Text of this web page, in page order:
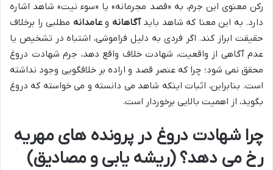
رکن معنوی این جرم، به «قصد مجرمانه» یا «سوء نیت» شاهد اشاره
دارد. به این معنا که شاهد بایدآگاهانه وعامدانه مطلبی را برخلاف
حقیقت ابراز کند. اگر فردی به دلیل فراموشی، اشتباه در تشخیص یا
عدم آگاهی از واقعیت، شهادت خلاف واقع دهد، جرم شهادت دروغ
محقق نمی شود؛ چرا که عنصر قصد و اراده بر خلافگویی وجود نداشته
است. بنابراین، اثبات اینکه شاهد می دانسته و می خواسته که دروغ
بگوید، از اهمیت بالایی برخوردار است.
چرا شهادت دروغ در پرونده های مهریه
رخ می دهد؟ (ریشه یابی و مصادیق)